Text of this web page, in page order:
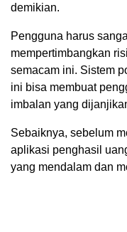
demikian.
Pengguna harus
mempertimbangkan
semacam ini. Sistem
ini bisa membuat
imbalan yang
Sebaiknya, sebelum
aplikasi penghasil
yang mendalam dan